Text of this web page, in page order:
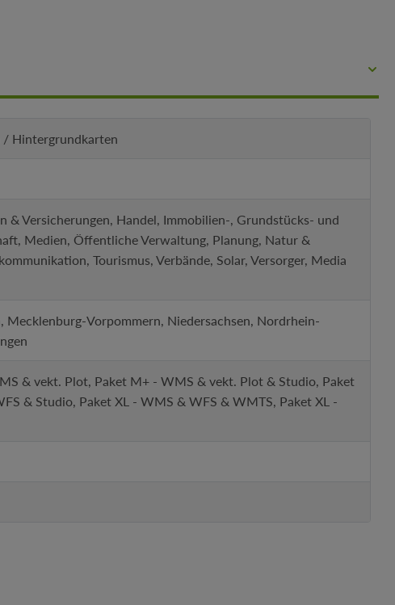
/ Hintergrundkarten
Versicherungen, Handel, Immobilien-, Grundstücks- und
Medien, Öffentliche Verwaltung, Planung, Natur &
Tourismus, Verbände, Solar, Versorger, Media
Mecklenburg-Vorpommern, Niedersachsen, Nordrhein-
& vekt. Plot, Paket M+ - WMS & vekt. Plot & Studio, Paket
& Studio, Paket XL - WMS & WFS & WMTS, Paket XL -